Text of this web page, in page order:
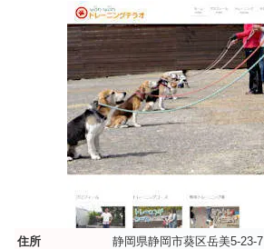
住所
静岡県静岡市葵区岳美5-23-7